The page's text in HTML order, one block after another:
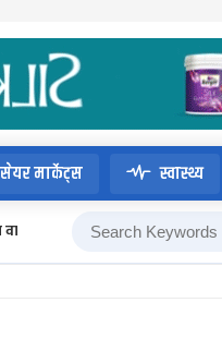
सेयर मार्केट्स स्वास्थ्य